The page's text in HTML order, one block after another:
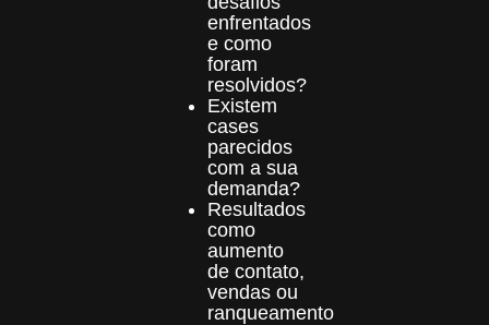
enfrentados
e como
foram
resolvidos?
Existem
cases
parecidos
com a sua
demanda?
Resultados
como
aumento
de contato,
vendas ou
ranqueamento